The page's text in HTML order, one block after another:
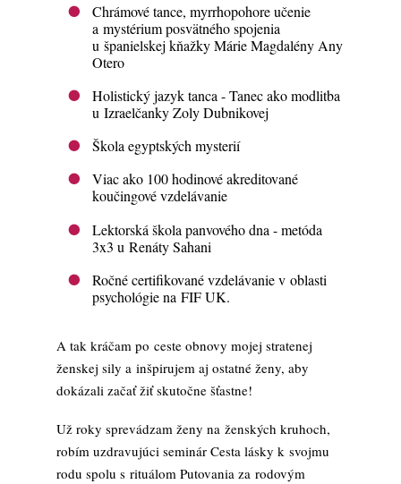
Chrámové tance, myrrhopohore učenie
a mystérium posvätného spojenia
u španielskej kňažky Márie Magdalény Any
Otero
Holistický jazyk tanca - Tanec ako modlitba
u Izraelčanky Zoly Dubnikovej
Škola egyptských mysterií
Viac ako 100 hodinové akreditované
koučingové vzdelávanie
Lektorská škola panvového dna - metóda
3x3 u Renáty Sahani
Ročné certifikované vzdelávanie v oblasti
psychológie na FIF UK.
A tak kráčam po ceste obnovy mojej stratenej
ženskej sily a inšpirujem aj ostatné ženy, aby
dokázali začať žiť skutočne šťastne!
Už roky sprevádzam ženy na ženských kruhoch,
robím uzdravujúci seminár Cesta lásky k svojmu
rodu spolu s rituálom Putovania za rodovým